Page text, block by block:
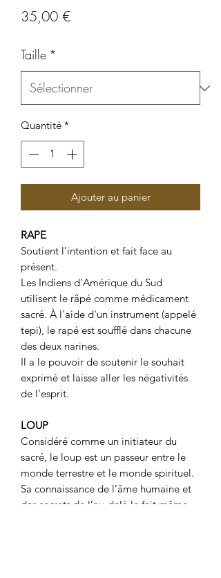
35,00 €Prix
Taille *
Quantité *
Ajouter au panier
RAPE
Soutient l’intention et fait face au
présent.
Les Indiens d'Amérique du Sud
utilisent le râpé comme médicament
sacré. À l'aide d'un instrument (appelé
tepi), le rapé est soufflé dans chacune
des deux narines.
Il a le pouvoir de soutenir le souhait
exprimé et laisse aller les négativités
de l’esprit.
LOUP
Considéré comme un initiateur du
sacré, le loup est un passeur entre le
monde terrestre et le monde spirituel.
Sa connaissance de l’âme humaine et
des secrets de l’au-delà le fait même